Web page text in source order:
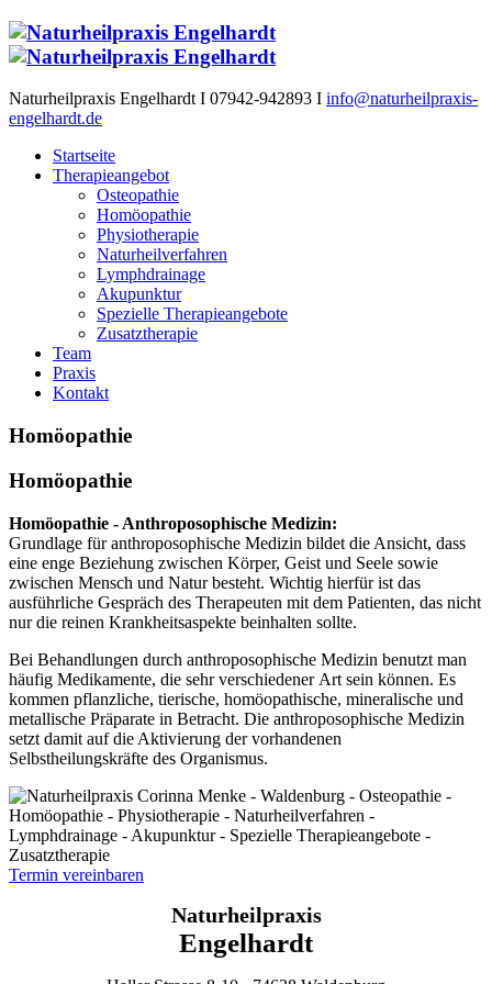
Naturheilpraxis Engelhardt I 07942-942893 I info@naturheilpraxis-
engelhardt.de
Startseite
Therapieangebot
Osteopathie
Homöopathie
Physiotherapie
Naturheilverfahren
Lymphdrainage
Akupunktur
Spezielle Therapieangebote
Zusatztherapie
Team
Praxis
Kontakt
Homöopathie
Homöopathie
Homöopathie - Anthroposophische Medizin:
Grundlage für anthroposophische Medizin bildet die Ansicht, dass
eine enge Beziehung zwischen Körper, Geist und Seele sowie
zwischen Mensch und Natur besteht. Wichtig hierfür ist das
ausführliche Gespräch des Therapeuten mit dem Patienten, das nicht
nur die reinen Krankheitsaspekte beinhalten sollte.
Bei Behandlungen durch anthroposophische Medizin benutzt man
häufig Medikamente, die sehr verschiedener Art sein können. Es
kommen pflanzliche, tierische, homöopathische, mineralische und
metallische Präparate in Betracht. Die anthroposophische Medizin
setzt damit auf die Aktivierung der vorhandenen
Selbstheilungskräfte des Organismus.
Termin vereinbaren
Naturheilpraxis
Engelhardt